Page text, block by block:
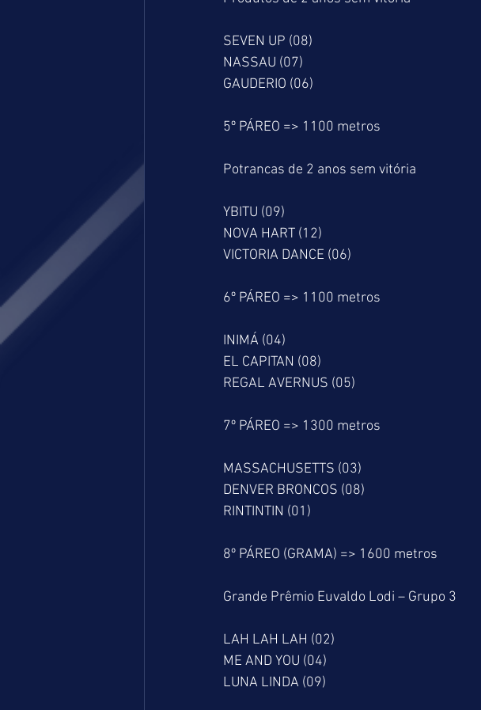
SEVEN UP (08)
NASSAU (07)
GAUDERIO (06)
5º PÁREO => 1100 metros
Potrancas de 2 anos sem vitória
YBITU (09)
NOVA HART (12)
VICTORIA DANCE (06)
6º PÁREO => 1100 metros
INIMÁ (04)
EL CAPITAN (08)
REGAL AVERNUS (05)
7º PÁREO => 1300 metros
MASSACHUSETTS (03)
DENVER BRONCOS (08)
RINTINTIN (01)
8º PÁREO (GRAMA) => 1600 metros
Grande Prêmio Euvaldo Lodi – Grupo 3
LAH LAH LAH (02)
ME AND YOU (04)
LUNA LINDA (09)